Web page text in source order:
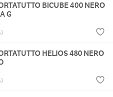
BICUBE 400 NERO
G
HELIOS 480 NERO